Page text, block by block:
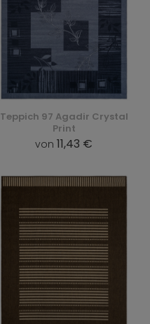
Teppich 97 Agadir Crystal
Print
von 11,43 €